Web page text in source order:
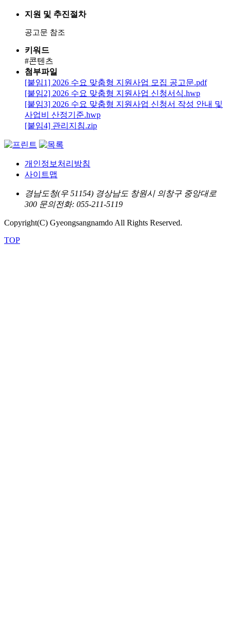
지원 및 추진절차
공고문 참조
키워드
#콘텐츠
첨부파일
[붙임1] 2026 수요 맞춤형 지원사업 모집 공고문.pdf
[붙임2] 2026 수요 맞춤형 지원사업 신청서식.hwp
[붙임3] 2026 수요 맞춤형 지원사업 신청서 작성 안내 및
사업비 산정기준.hwp
[붙임4] 관리지침.zip
개인정보처리방침
사이트맵
경남도청(우 51154) 경상남도 창원시 의창구 중앙대로
300 문의전화: 055-211-5119
Copyright(C) Gyeongsangnamdo All Rights Reserved.
TOP